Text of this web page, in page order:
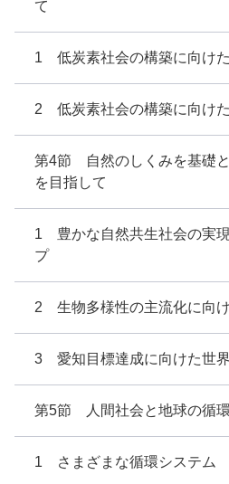
て
1 低炭素社会の構築に向け
2 低炭素社会の構築に向け
第4節 自然のしくみを基礎
を目指して
1 豊かな自然共生社会の実
プ
2 生物多様性の主流化に向
3 愛知目標達成に向けた世
第5節 人間社会と地球の循
1 さまざまな循環システム